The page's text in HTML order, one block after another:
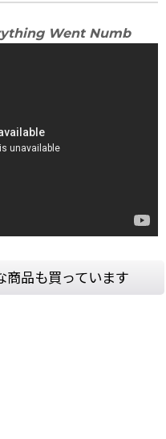
Went Numb
商品も買っています